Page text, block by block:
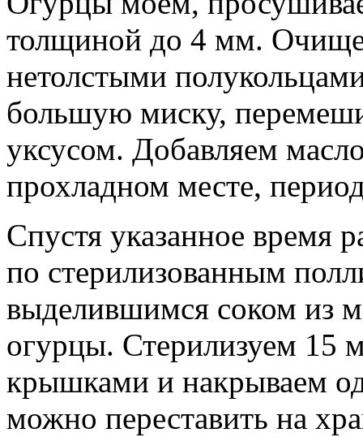
толщиной до 4 мм.
нетолстыми
большую миску,
уксусом. Добавляем
прохладном месте,
Спустя указанное время
по стерилизованным
выделившимся соком из
огурцы. Стерилизуем 15
крышками и накрываем
можно переставить на